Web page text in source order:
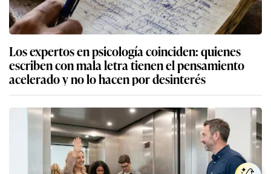
Los expertos en psicología coinciden: quienes
escriben con mala letra tienen el pensamiento
acelerado y no lo hacen por desinterés